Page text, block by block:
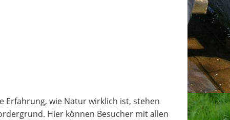
Erfahrung, wie Natur wirklich ist, stehen
Hier können Besucher mit allen